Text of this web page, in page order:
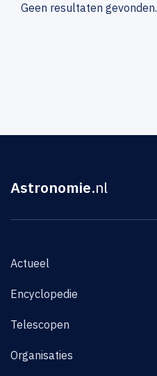
Geen resultaten gevonden.
Astronomie.nl
Actueel
Encyclopedie
Telescopen
Organisaties